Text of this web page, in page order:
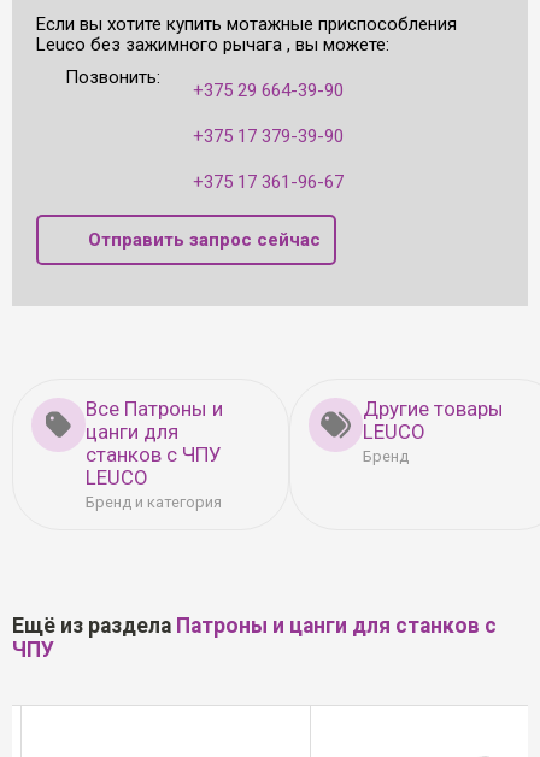
Если вы хотите купить мотажные приспособления
Leuco без зажимного рычага , вы можете:
Позвонить:
+375 29 664-39-90
+375 17 379-39-90
+375 17 361-96-67
Отправить запрос сейчас
Все Патроны и
цанги для
станков с ЧПУ
LEUCO
Бренд и категория
Другие товары
LEUCO
Бренд
Ещё из раздела Патроны и цанги для станков с
ЧПУ